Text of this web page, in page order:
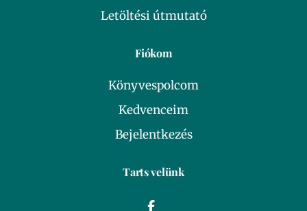
Letöltési útmutató
Fiókom
Könyvespolcom
Kedvenceim
Bejelentkezés
Tarts velünk